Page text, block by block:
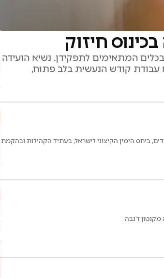
חיזוק
המתאימים לתפקידן. נשיא הועידה
עבודת קודש הנעשית בלב פתוח,
ביחס הימין הקיצוני לישראל, בעתיד הקהילות ובהקמת
מקנטון ז'נבה